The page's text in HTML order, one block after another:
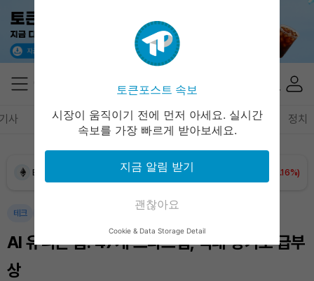
사 암호화폐 블록체인 테크 경제 마켓 정책 정치
₩91,490,379
Ethereum (ETH) (+1.16%)
BNB (BNB) ₩835,187(+1.18%)
테크
AI 유니콘 붐: 47개 스타트업, 억대 평가로 급부
상
토큰포스트 속보
시장이 움직이기 전에 먼저 아세요. 실시간
속보를 가장 빠르게 받아보세요.
지금 알림 받기
괜찮아요
Cookie & Data Storage Detail